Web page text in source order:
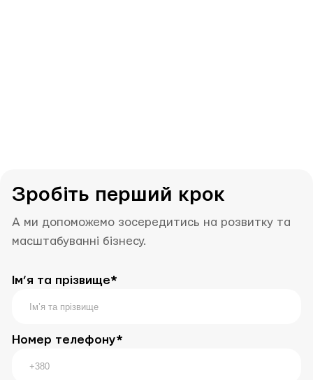
Зробіть перший крок
А ми допоможемо зосередитись на розвитку та
масштабуванні бізнесу.
Ім’я та прізвище*
Номер телефону*